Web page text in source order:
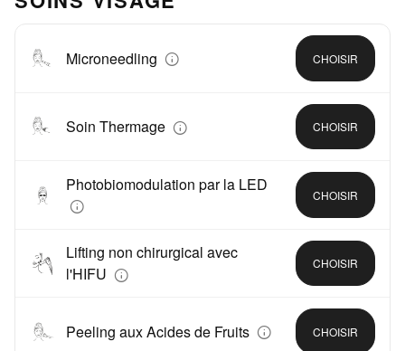
Microneedling CHOISIR
Soin Thermage CHOISIR
Photobiomodulation par la LED
CHOISIR
Lifting non chirurgical avec
l'HIFU
CHOISIR
Peeling aux Acides de Fruits CHOISIR